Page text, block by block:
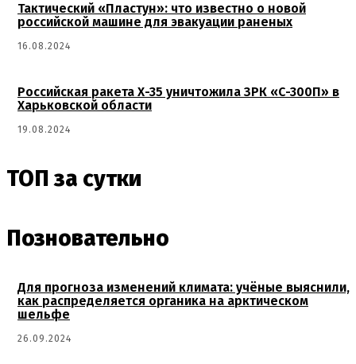
Тактический «Пластун»: что известно о новой
российской машине для эвакуации раненых
16.08.2024
Российская ракета Х-35 уничтожила ЗРК «С-300П» в
Харьковской области
19.08.2024
ТОП за сутки
Позновательно
Для прогноза изменений климата: учёные выяснили,
как распределяется органика на арктическом
шельфе
26.09.2024